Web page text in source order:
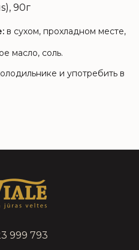
90г
в сухом, прохладном месте,
масло, соль.
и употребить в
999 793